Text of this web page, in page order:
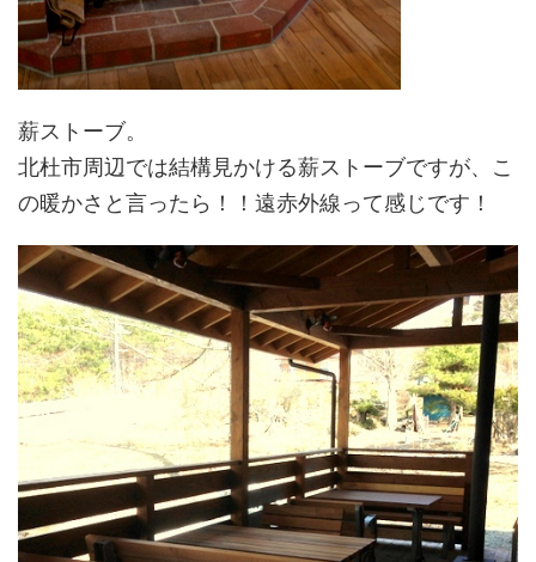
薪ストーブ。
北杜市周辺では結構見かける薪ストーブですが、こ
の暖かさと言ったら！！遠赤外線って感じです！